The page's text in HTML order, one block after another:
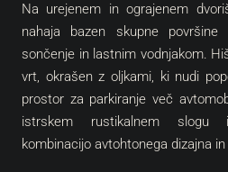
Na urejenem in ograjenem
nahaja bazen skupne
sončenje in lastnim vodnjakom.
vrt, okrašen z oljkami, ki nudi
prostor za parkiranje več
istrskem rustikalnem slogu
kombinacijo avtohtonega dizajna